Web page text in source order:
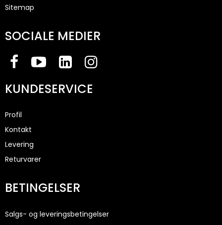
Sitemap
SOCIALE MEDIER
KUNDESERVICE
Profil
Kontakt
Levering
Returvarer
BETINGELSER
Salgs- og leveringsbetingelser